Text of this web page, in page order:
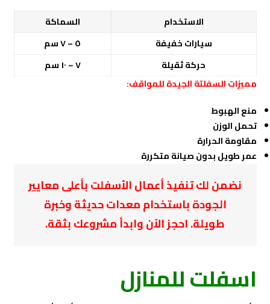
الاستخدام
السماكة
سيارات خفيفة
٥ – ٧ سم
حركة ثقيلة
٧ – ١٠ سم
مميزات السفلتة الجيدة للمواقف:
منع الهبوط
تحمل الوزن
مقاومة الحرارة
عمر طويل بدون صيانة متكررة
نضمن لك تنفيذ أعمال الأسفلت بأعلى معايير
الجودة باستخدام معدات حديثة وخبرة
طويلة. احجز الآن وابدأ مشروعك بثقة.
اسفلت للمنازل